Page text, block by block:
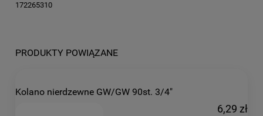
172265310
PRODUKTY POWIĄZANE
Kolano nierdzewne GW/GW 90st. 3/4"
6,29 zł